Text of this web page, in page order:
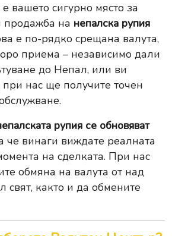
е вашето сигурно място за
продажба на непалска рупия
е по-рядко срещана валута,
приема – независимо дали
до Непал, или ви
при нас ще получите точен
рупия се обновяват
че винаги виждате реалната
на сделката. При нас
обмяна на валута от над
свят, както и да обмените